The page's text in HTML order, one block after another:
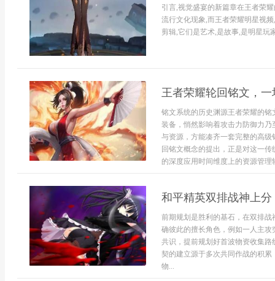
引言,视觉盛宴的新篇章在王者荣
流行文化现象,而王者荣耀明星视
剪辑,它们是艺术,是故事,是明星玩
王者荣耀轮回铭文，
铭文系统的历史渊源王者荣耀的
装备，悄然影响着攻击力防御力
与资源，方能凑齐一套完整的高
回铭文概念的提出，正是对这一
的深度应用时间维度上的资源管理
和平精英双排战神上
前期规划是胜利的基石，在双排
确彼此的擅长角色，例如一人主
共识，提前规划好首波物资收集
契的建立源于多次共同作战的积
物...